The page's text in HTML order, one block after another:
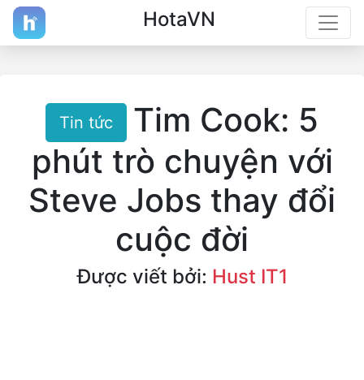
HotaVN
Tin tức
Tim Cook: 5
phút trò chuyện với
Steve Jobs thay đổi
cuộc đời
Được viết bởi: Hust IT1